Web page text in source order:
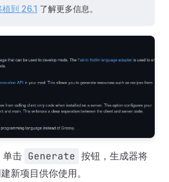
植到 26.1 了解更多信息。
单击 Generate 按钮，生成器将
新项目供你使用。